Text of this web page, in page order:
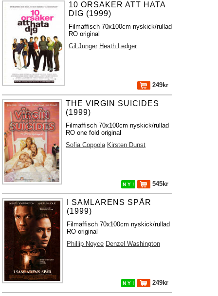
10 ORSAKER ATT HATA
DIG (1999)
Filmaffisch 70x100cm nyskick/rullad
RO original
Gil Junger Heath Ledger
249kr
THE VIRGIN SUICIDES
(1999)
Filmaffisch 70x100cm nyskick/rullad
RO one fold original
Sofia Coppola Kirsten Dunst
N Y ! 545kr
I SAMLARENS SPÅR
(1999)
Filmaffisch 70x100cm nyskick/rullad
RO original
Phillip Noyce Denzel Washington
N Y ! 249kr